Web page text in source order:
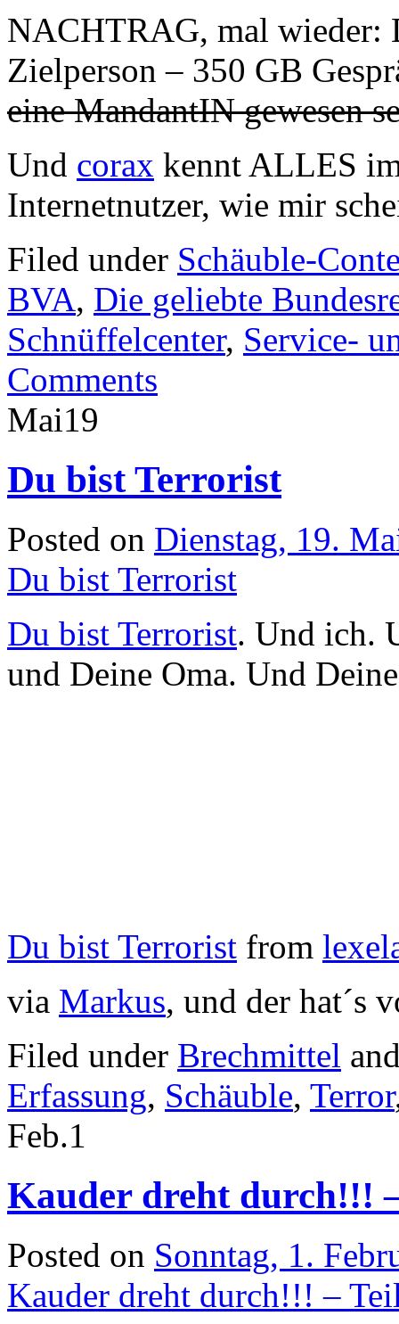
NACHTRAG, mal wieder:
Zielperson – 350 GB
eine MandantIN gewesen
Und corax kennt ALLES
Internetnutzer, wie mir
Filed under Schäuble-
BVA, Die geliebte
Schnüffelcenter, Service-
Comments
Mai19
Du bist Terrorist
Posted on Dienstag, 19.
Du bist Terrorist
Du bist Terrorist. Und ich.
und Deine Oma. Und
Du bist Terrorist from
via Markus, und der hat´s
Filed under Brechmittel
Erfassung, Schäuble, Terror
Feb.1
Kauder dreht durch!!!
Posted on Sonntag, 1.
Kauder dreht durch!!! –